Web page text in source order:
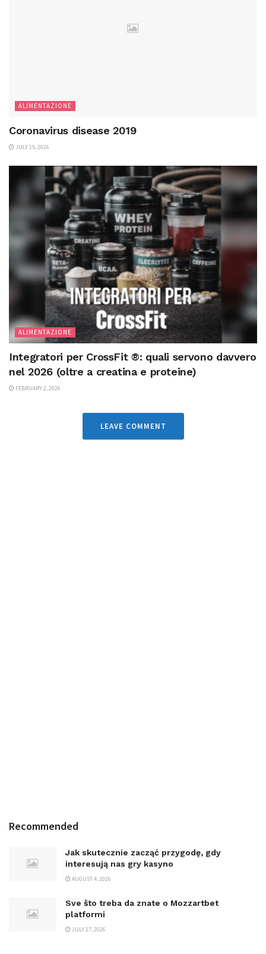
ALIMENTAZIONE
Coronavirus disease 2019
JULY 15, 2026
ALIMENTAZIONE
Integratori per CrossFit ®: quali servono davvero
nel 2026 (oltre a creatina e proteine)
FEBRUARY 2, 2026
LEAVE COMMENT
Recommended
Jak skutecznie zacząć przygodę, gdy
interesują nas gry kasyno
AUGUST 4, 2026
Sve što treba da znate o Mozzartbet
platformi
JULY 27, 2026